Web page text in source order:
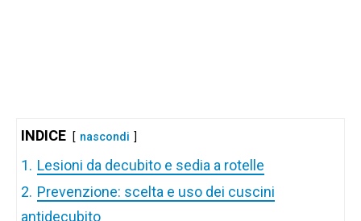
INDICE nascondi
1. Lesioni da decubito e sedia a rotelle
2. Prevenzione: scelta e uso dei cuscini
antidecubito